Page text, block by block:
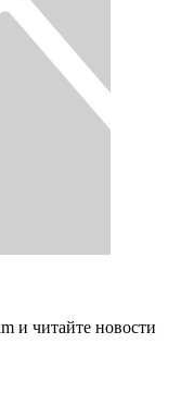
и читайте новости